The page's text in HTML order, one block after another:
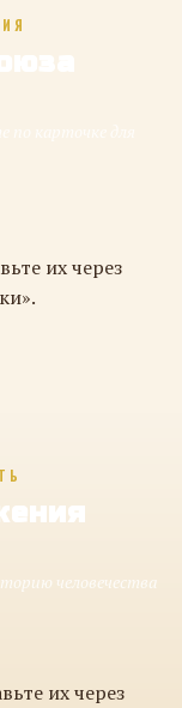
их через
человечества
их через